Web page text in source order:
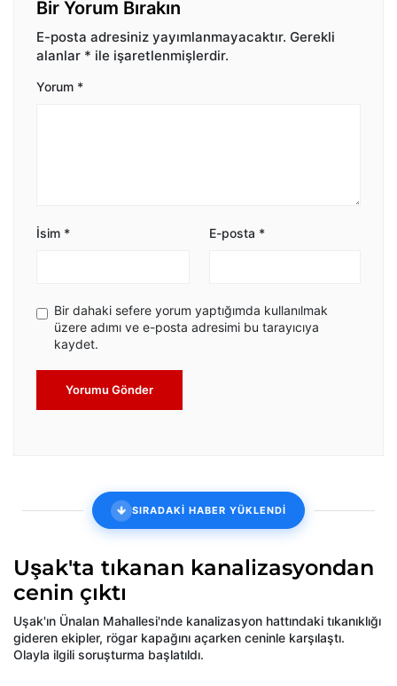
Bir Yorum Bırakın
E-posta adresiniz yayımlanmayacaktır. Gerekli
alanlar * ile işaretlenmişlerdir.
Yorum *
İsim * E-posta *
Bir dahaki sefere yorum yaptığımda kullanılmak
üzere adımı ve e-posta adresimi bu tarayıcıya
kaydet.
Yorumu Gönder
SIRADAKİ HABER YÜKLENDİ
Uşak'ta tıkanan kanalizasyondan
cenin çıktı
Uşak'ın Ünalan Mahallesi'nde kanalizasyon hattındaki tıkanıklığı
gideren ekipler, rögar kapağını açarken ceninle karşılaştı.
Olayla ilgili soruşturma başlatıldı.